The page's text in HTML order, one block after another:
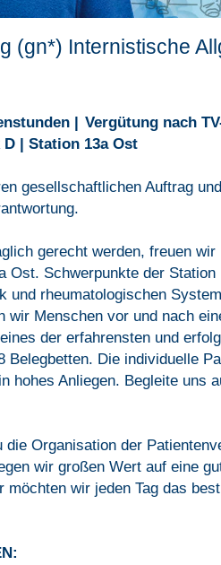
(gn*) Internistische
| Vergütung nach
| Station 13a Ost
gesellschaftlichen Auftrag
gerecht werden, freuen
Ost. Schwerpunkte der
und rheumatologischen
wir Menschen vor und nach
der erfahrensten und
Die individuelle
hohes Anliegen. Begleite uns
Organisation der
wir großen Wert auf eine
wir jeden Tag das